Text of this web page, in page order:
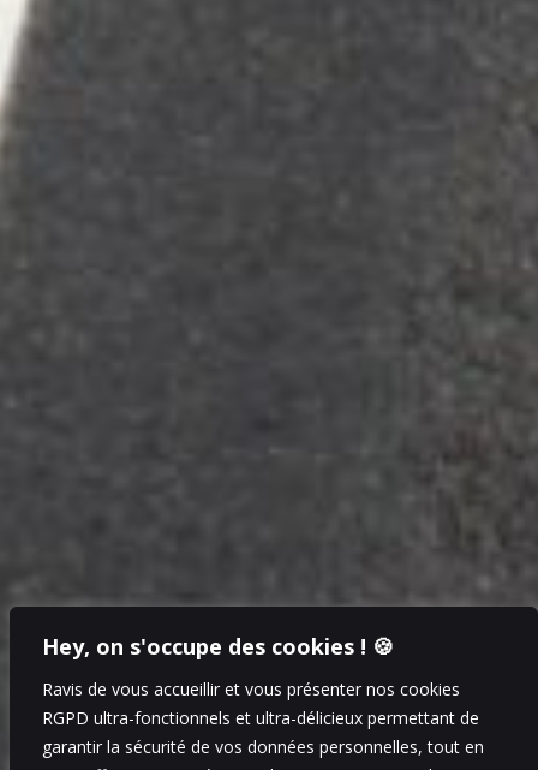
Hey, on s'occupe des cookies ! 🍪
Ravis de vous accueillir et vous présenter nos cookies
RGPD ultra-fonctionnels et ultra-délicieux permettant de
garantir la sécurité de vos données personnelles, tout en